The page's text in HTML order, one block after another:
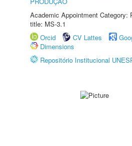
Academic Appointment Category:
title: MS-3.1
Orcid
CV Lattes
Dimensions
Repositório Institucional